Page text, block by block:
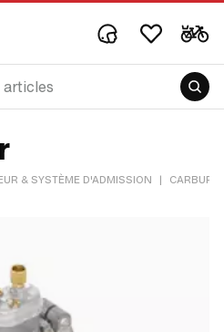
& SYSTÈME D'ADMISSION |